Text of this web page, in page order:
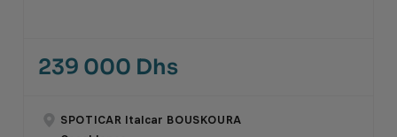
239 000 Dhs
SPOTICAR Italcar BOUSKOURA